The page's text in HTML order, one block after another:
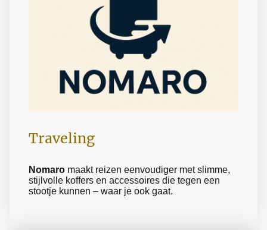
Traveling
Nomaro maakt reizen eenvoudiger met slimme,
stijlvolle koffers en accessoires die tegen een
stootje kunnen – waar je ook gaat.